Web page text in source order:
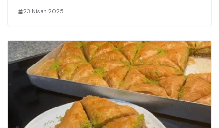
23 Nisan 2025